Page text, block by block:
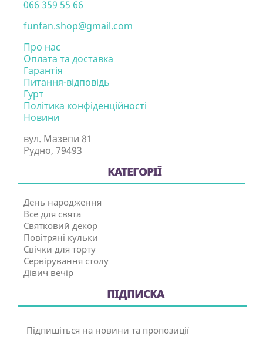
066 359 55 66
funfan.shop@gmail.com
Про нас
Оплата та доставка
Гарантія
Питання-відповідь
Гурт
Політика конфіденційності
Новини
вул. Мазепи 81
Рудно, 79493
КАТЕГОРІЇ
День народження
Все для свята
Святковий декор
Повітряні кульки
Свічки для торту
Сервірування столу
Дівич вечір
ПІДПИСКА
Підпишіться на новини та пропозиції